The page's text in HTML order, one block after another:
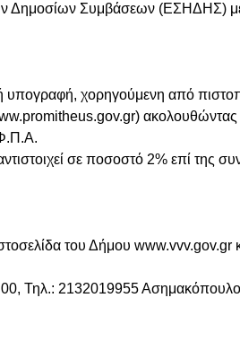
Δημοσίων Συμβάσεων (ΕΣΗΔΗΣ)
υπογραφή, χορηγούμενη από
ακολουθώντας
Φ.Π.Α.
σε ποσοστό 2% επί της
του Δήμου www.vvv.gov.gr
Τηλ.: 2132019955